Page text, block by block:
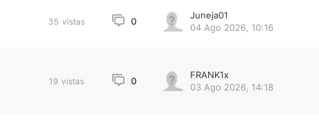
35 vistas 0
Juneja01
04 Ago 2026, 10:16
19 vistas 0
FRANK1x
03 Ago 2026, 14:18